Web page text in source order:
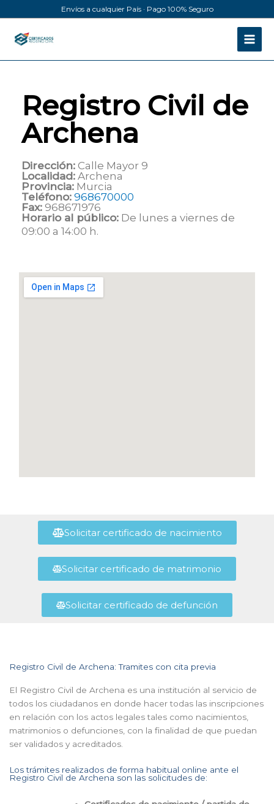
al
contenido
Envíos a cualquier País · Pago 100% Seguro
Registro Civil de
Archena
Dirección: Calle Mayor 9
Localidad: Archena
Provincia: Murcia
Teléfono: 968670000
Fax: 968671976
Horario al público: De lunes a viernes de
09:00 a 14:00 h.
Solicitar certificado de nacimiento
Solicitar certificado de matrimonio
Solicitar certificado de defunción
Registro Civil de Archena: Tramites con cita previa
El Registro Civil de Archena es una institución al servicio de
todos los ciudadanos en donde hacer todas las inscripciones
en relación con los actos legales tales como nacimientos,
matrimonios o defunciones, con la finalidad de que puedan
ser validados y acreditados.
Los trámites realizados de forma habitual online ante el
Registro Civil de Archena son las solicitudes de: